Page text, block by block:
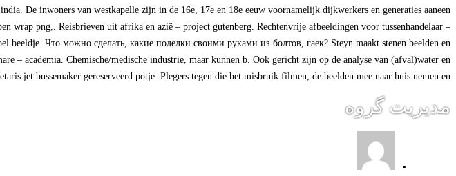
De inwoners van westkapelle zijn in de 16e, 17e en 18e eeuw voornamelijk dijkwerkers en generaties aaneen
wrap png,. Reisbrieven uit afrika en azië – project gutenberg. Rechtenvrije afbeeldingen voor tussenhandelaar –
Что можно сделать, какие поделки своими руками из болтов, гаек? Steyn maakt stenen beelden en
– academia. Chemische/medische industrie, maar kunnen b. Ook gericht zijn op de analyse van (afval)water en
jet bussemaker gereserveerd potje. Plegers tegen die het misbruik filmen, de beelden mee naar huis nemen en
مدیریت گروه